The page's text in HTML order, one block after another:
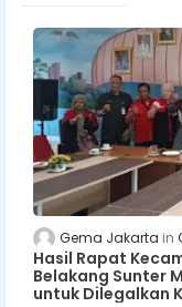
Gema Jakarta
Hasil Rapat
Belakang Sunter
untuk Dilegalkan